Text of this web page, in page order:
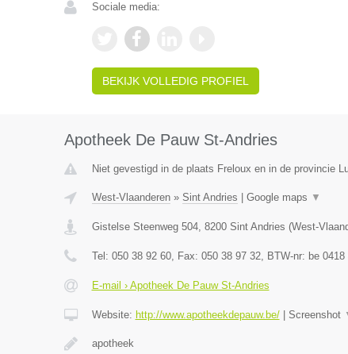
Sociale media:
BEKIJK VOLLEDIG PROFIEL
Apotheek De Pauw St-Andries
Niet gevestigd in de plaats Freloux en in de provincie
West-Vlaanderen» Sint Andries Google maps ▼
Gistelse Steenweg 504, 8200 Sint Andries (West-
Tel: 050 38 92 60, Fax: 050 38 97 32, BTW-nr: be
E-mail › Apotheek De Pauw St-Andries
Website: http://www.apotheekdepauw.be/| Screenshot
apotheek